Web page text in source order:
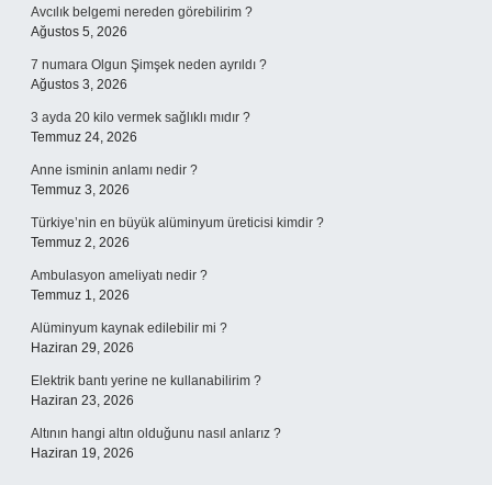
Avcılık belgemi nereden görebilirim ?
Ağustos 5, 2026
7 numara Olgun Şimşek neden ayrıldı ?
Ağustos 3, 2026
3 ayda 20 kilo vermek sağlıklı mıdır ?
Temmuz 24, 2026
Anne isminin anlamı nedir ?
Temmuz 3, 2026
Türkiye’nin en büyük alüminyum üreticisi kimdir ?
Temmuz 2, 2026
Ambulasyon ameliyatı nedir ?
Temmuz 1, 2026
Alüminyum kaynak edilebilir mi ?
Haziran 29, 2026
Elektrik bantı yerine ne kullanabilirim ?
Haziran 23, 2026
Altının hangi altın olduğunu nasıl anlarız ?
Haziran 19, 2026